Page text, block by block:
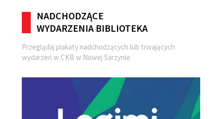
NADCHODZĄCE
WYDARZENIA BIBLIOTEKA
Przeglądaj plakaty nadchodzących lub trwających
wydarzeń w CKB w Nowej Sarzynie